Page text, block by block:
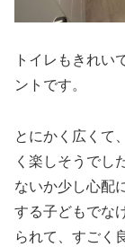
トイレもきれい
ントです。
とにかく広くて
く楽しそうでし
ないか少し心配
する子どもでな
られて、すごく